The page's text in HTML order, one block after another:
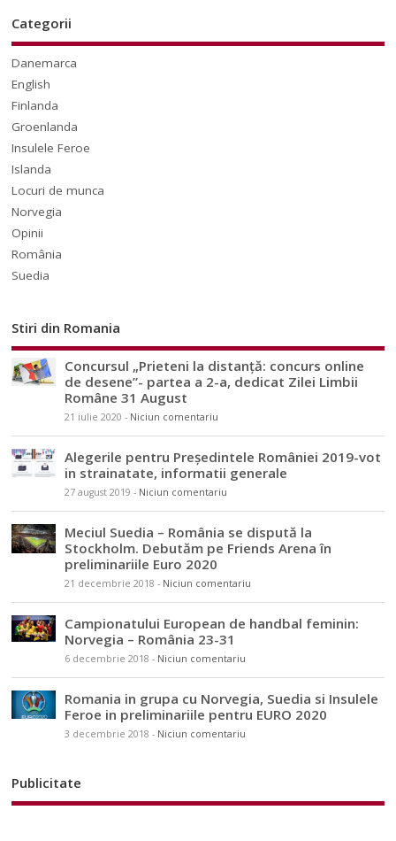
Categorii
Danemarca
English
Finlanda
Groenlanda
Insulele Feroe
Islanda
Locuri de munca
Norvegia
Opinii
România
Suedia
Stiri din Romania
Concursul „Prieteni la distanță: concurs online
de desene”- partea a 2-a, dedicat Zilei Limbii
Române 31 August
21 iulie 2020 - Niciun comentariu
Alegerile pentru Președintele României 2019-vot
in strainatate, informatii generale
27 august 2019 - Niciun comentariu
Meciul Suedia – România se dispută la
Stockholm. Debutăm pe Friends Arena în
preliminariile Euro 2020
21 decembrie 2018 - Niciun comentariu
Campionatului European de handbal feminin:
Norvegia – România 23-31
6 decembrie 2018 - Niciun comentariu
Romania in grupa cu Norvegia, Suedia si Insulele
Feroe in preliminariile pentru EURO 2020
3 decembrie 2018 - Niciun comentariu
Publicitate